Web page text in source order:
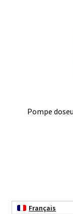
Echantillonneur
Electronique
Electrophorèse
Pompe
Français